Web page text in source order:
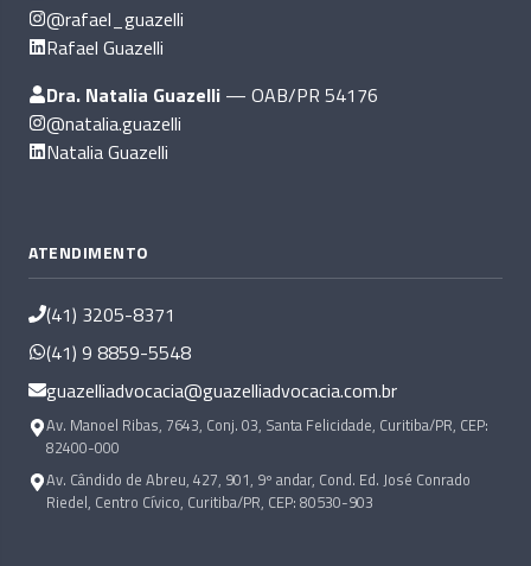
@rafael_guazelli
Rafael Guazelli
Dra. Natalia Guazelli — OAB/PR 54176
@natalia.guazelli
Natalia Guazelli
ATENDIMENTO
(41) 3205-8371
(41) 9 8859-5548
guazelliadvocacia@guazelliadvocacia.com.br
Av. Manoel Ribas, 7643, Conj. 03, Santa Felicidade, Curitiba/PR, CEP:
82400-000
Av. Cândido de Abreu, 427, 901, 9º andar, Cond. Ed. José Conrado
Riedel, Centro Cívico, Curitiba/PR, CEP: 80530-903